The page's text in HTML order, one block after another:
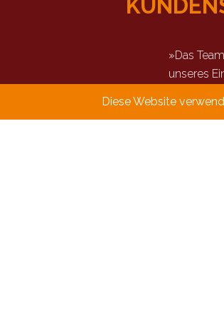
»Das
unseres
Tobias F.
Diese Website